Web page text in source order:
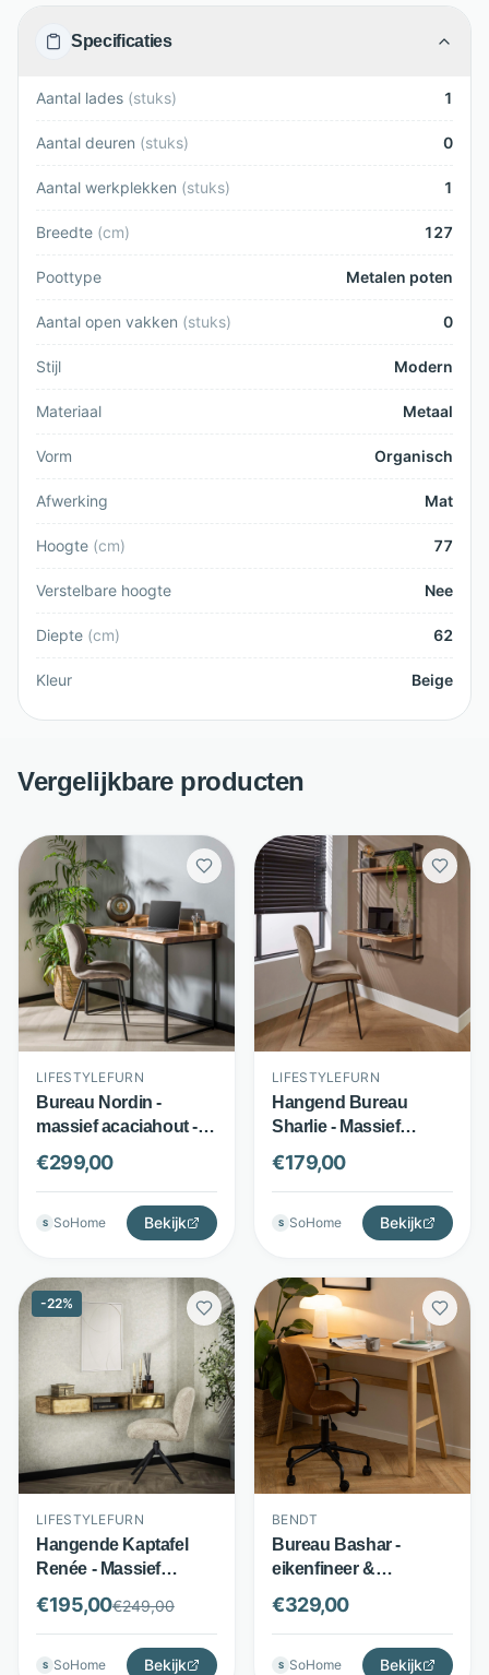
Specificaties
Aantal lades (stuks) 1
Aantal deuren (stuks) 0
Aantal werkplekken (stuks) 1
Breedte (cm) 127
Poottype Metalen poten
Aantal open vakken (stuks) 0
Stijl Modern
Materiaal Metaal
Vorm Organisch
Afwerking Mat
Hoogte (cm) 77
Verstelbare hoogte Nee
Diepte (cm) 62
Kleur Beige
Vergelijkbare producten
LIFESTYLEFURN
Bureau Nordin -
massief acaciahout -
boomstamvorm blad -
bruin - LifestyleFurn
€299,00
S SoHome Bekijk
LIFESTYLEFURN
Hangend Bureau
Sharlie - Massief
acaciahout -
Wandbureau met
metalen frame - Naturel
- LifestyleFurn
€179,00
S SoHome Bekijk
-22%
LIFESTYLEFURN
Hangende Kaptafel
Renée - Massief
mangohout en
messing - 2 lades en
open vak - Zwart bruin
- LifestyleFurn
€195,00€249,00
S SoHome Bekijk
BENDT
Bureau Bashar -
eikenfineer &
rubberhout - met lade -
naturel - Bendt
€329,00
S SoHome Bekijk